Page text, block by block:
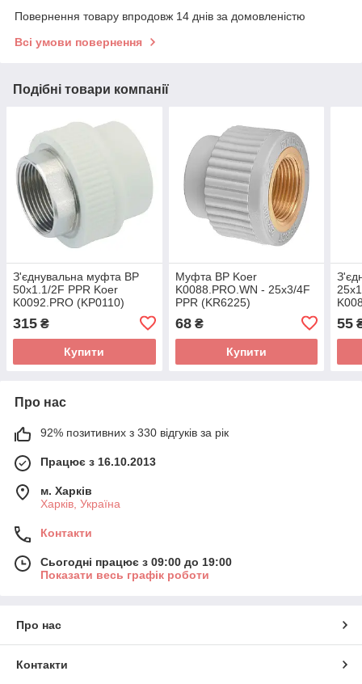
Повернення товару впродовж 14 днів за домовленістю
Всі умови повернення
Подібні товари компанії
З'єднувальна муфта ВР
50x1.1/2F PPR Koer
K0092.PRO (KP0110)
315 ₴
Купити
Муфта ВР Koer
K0088.PRO.WN - 25х3/4F
PPR (KR6225)
68₴
Купити
55
Про нас
92% позитивних з 330 відгуків за рік
Працює з 16.10.2013
м. Харків
Харків, Україна
Контакти
Сьогодні працює з 09:00 до 19:00
Показати весь графік роботи
Про нас
Контакти